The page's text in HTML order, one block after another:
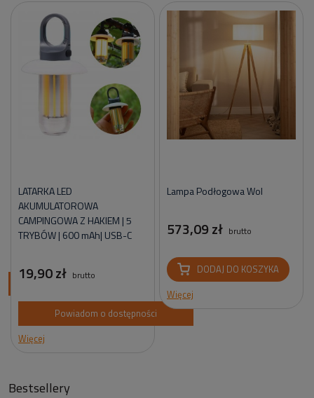
LATARKA LED
AKUMULATOROWA
CAMPINGOWA Z HAKIEM | 5
TRYBÓW | 600 mAh| USB-C
19,90 zł brutto
Powiadom o dostępności
Więcej
Lampa Podłogowa Wol
573,09 zł brutto
DODAJ DO KOSZYKA
Więcej
Bestsellery